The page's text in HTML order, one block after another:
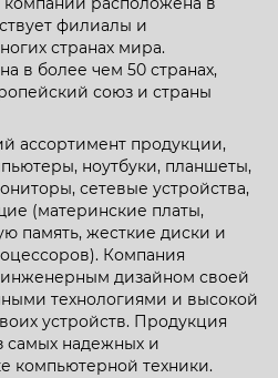
филиалы и
странах мира.
в более чем 50 странах,
союз и страны
ассортимент продукции,
ноутбуки, планшеты,
сетевые устройства,
(материнские платы,
память, жесткие диски и
Компания
инженерным дизайном своей
технологиями и высокой
устройств. Продукция
самых надежных и
компьютерной техники.